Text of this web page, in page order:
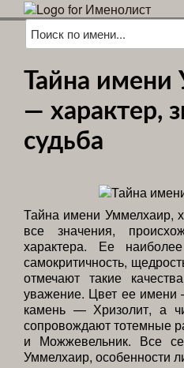
Тайна имени
— характер,
судьба
Тайна имени Уммелхаир,
все значения,
характера. Ее
самокритичность,
отмечают такие
уважение. Цвет ее
камень — Хризолит, а
сопровождают тотемные
и Можжевельник. Все
Уммелхаир, особенности